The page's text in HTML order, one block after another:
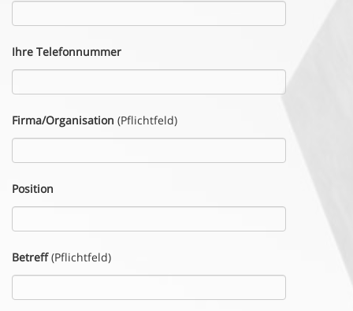
Ihre Telefonnummer
Firma/Organisation (Pflichtfeld)
Position
Betreff(Pflichtfeld)